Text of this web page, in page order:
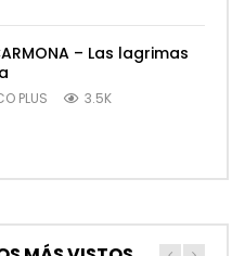
– Las lagrimas
PLUS 3.5K